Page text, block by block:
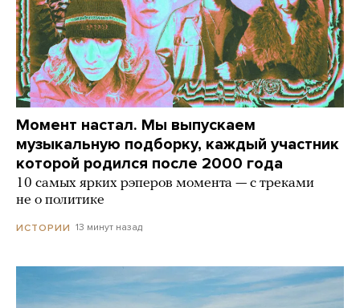
Момент настал. Мы выпускаем
музыкальную подборку, каждый участник
которой родился после 2000 года
10 самых ярких рэперов момента — с треками
не о политике
ИСТОРИИ 13 минут назад